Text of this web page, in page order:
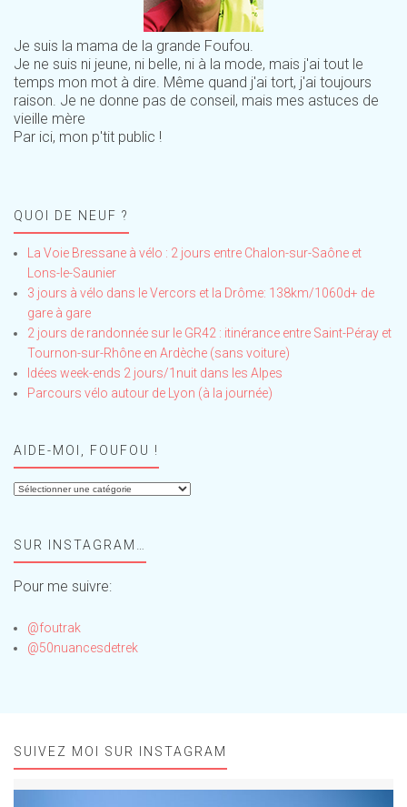
Je suis la mama de la grande Foufou.
Je ne suis ni jeune, ni belle, ni à la mode, mais j'ai tout le
temps mon mot à dire. Même quand j'ai tort, j'ai toujours
raison. Je ne donne pas de conseil, mais mes astuces de
vieille mère
Par ici, mon p'tit public !
QUOI DE NEUF ?
La Voie Bressane à vélo : 2 jours entre Chalon-sur-Saône et
Lons-le-Saunier
3 jours à vélo dans le Vercors et la Drôme: 138km/1060d+ de
gare à gare
2 jours de randonnée sur le GR42 : itinérance entre Saint-Péray et
Tournon-sur-Rhône en Ardèche (sans voiture)
Idées week-ends 2 jours/1nuit dans les Alpes
Parcours vélo autour de Lyon (à la journée)
AIDE-MOI, FOUFOU !
Aide-
!SUR INSTAGRAM…
Pour me suivre:
@foutrak
@50nuancesdetrek
SUIVEZ MOI SUR INSTAGRAM